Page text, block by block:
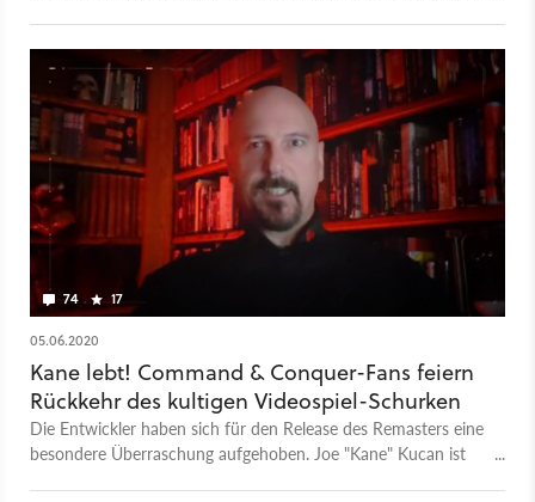
74 17
05.06.2020
Kane lebt! Command & Conquer-Fans feiern
Rückkehr des kultigen Videospiel-Schurken
Die Entwickler haben sich für den Release des Remasters eine
besondere Überraschung aufgehoben. Joe "Kane" Kucan ist